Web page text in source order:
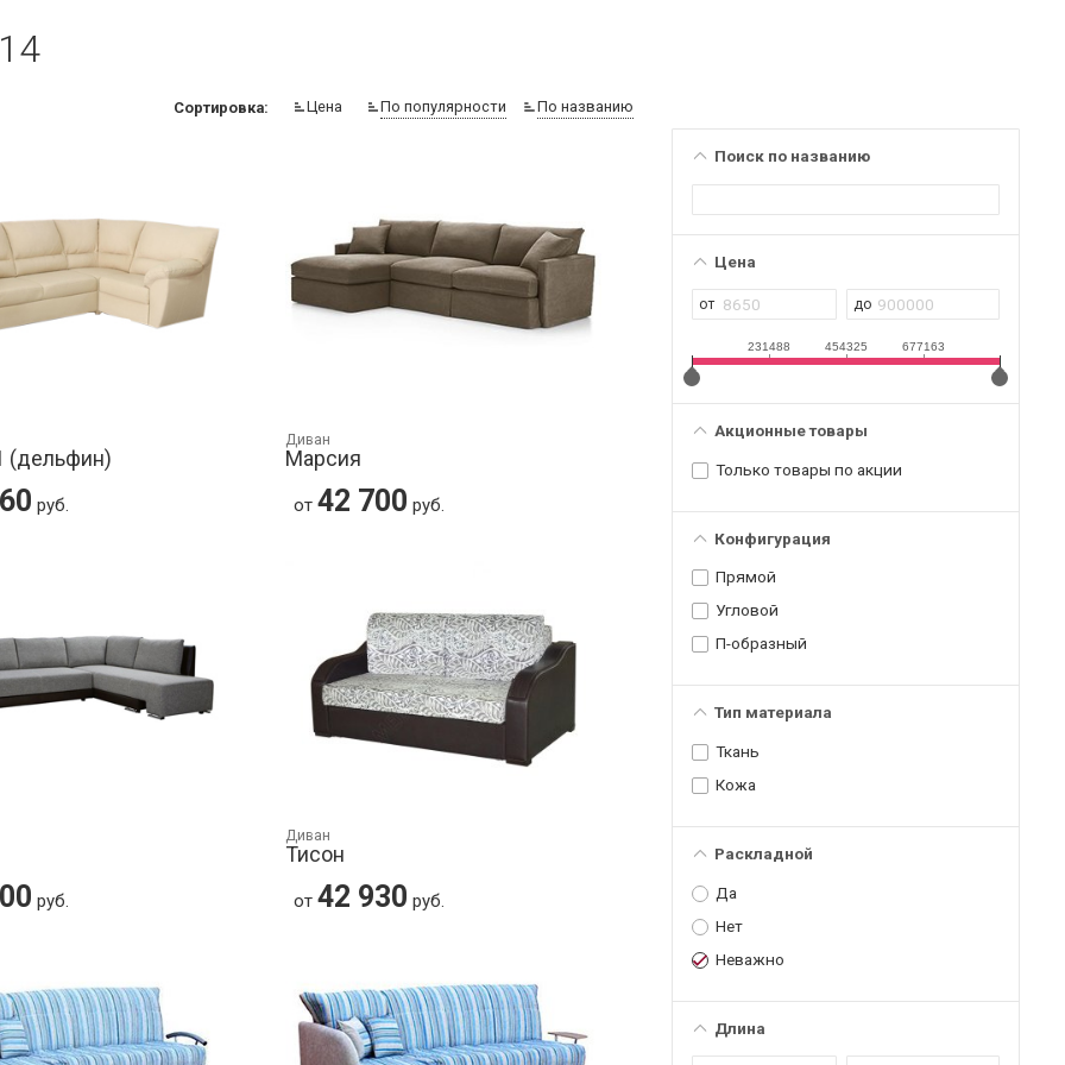
Поиск по названию
Цена
231488 454325 677163
Акционные товары
Только товары по акции
Конфигурация
Прямой
Угловой
П-образный
Тип материала
Ткань
Кожа
Раскладной
Да
Нет
Неважно
Длина
Сортировка: Цена По популярности По названию
(дельфин)
руб.
Диван
Марсия
от42 700 руб.
руб.
Диван
Тисон
от42 930 руб.